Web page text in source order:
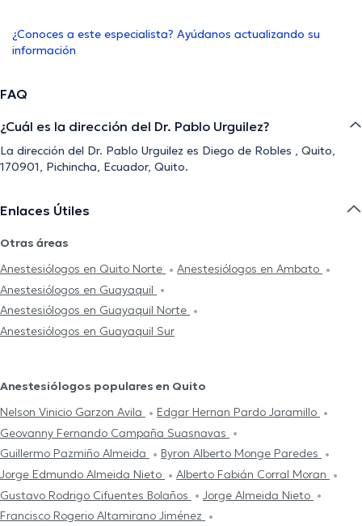
¿Conoces a este especialista? Ayúdanos actualizando su
información
FAQ
¿Cuál es la dirección del Dr. Pablo Urguilez?
La dirección del Dr. Pablo Urguilez es Diego de Robles , Quito,
170901, Pichincha, Ecuador, Quito.
Enlaces Útiles
Otras áreas
Anestesiólogos en Quito Norte
Anestesiólogos en Ambato
Anestesiólogos en Guayaquil
Anestesiólogos en Guayaquil Norte
Anestesiólogos en Guayaquil Sur
Anestesiólogos populares en Quito
Nelson Vinicio Garzon Avila
Edgar Hernan Pardo Jaramillo
Geovanny Fernando Campaña Suasnavas
Guillermo Pazmiño Almeida
Byron Alberto Monge Paredes
Jorge Edmundo Almeida Nieto
Alberto Fabián Corral Moran
Gustavo Rodrigo Cifuentes Bolaños
Jorge Almeida Nieto
Francisco Rogerio Altamirano Jiménez